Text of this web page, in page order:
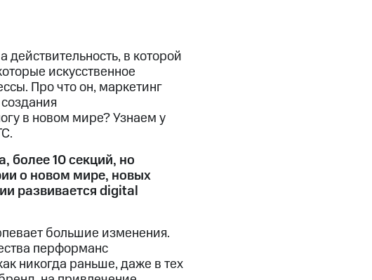
действительность, в которой
искусственное
Про что он, маркетинг
в новом мире? Узнаем у
10 секций, но
о новом мире, новых
развивается digital
большие изменения.
перформанс
никогда раньше, даже в тех